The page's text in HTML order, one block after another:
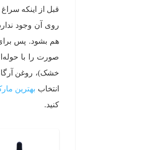
قبل از اینکه
روی آن وجود
هم بشود. پس
صورت را با
خشک)، روغن
انتخاب بهترین
کنید.